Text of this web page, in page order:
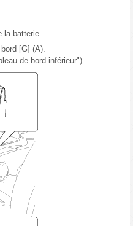
la batterie.
[G] (A).
de bord inférieur")